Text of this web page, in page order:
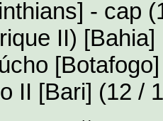
- cap
II) [Bahia]
II [Bari] (12 /